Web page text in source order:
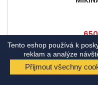
Tento eshop používá k
reklam a analýze
Přijmout všechny